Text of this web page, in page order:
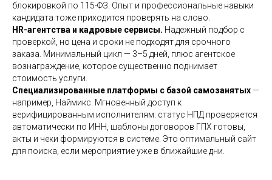
блокировкой по 115-ФЗ. Опыт и профессиональные навыки
кандидата тоже приходится проверять на слово.
HR-агентства и кадровые сервисы. Надежный подбор с
проверкой, но цена и сроки не подходят для срочного
заказа. Минимальный цикл — 3–5 дней, плюс агентское
вознаграждение, которое существенно поднимает
стоимость услуги.
Специализированные платформы с базой самозанятых—
например, Наймикс. Мгновенный доступ к
верифицированным исполнителям: статус НПД проверяется
автоматически по ИНН, шаблоны договоров ГПХ готовы,
акты и чеки формируются в системе. Это оптимальный сайт
для поиска, если мероприятие уже в ближайшие дни.